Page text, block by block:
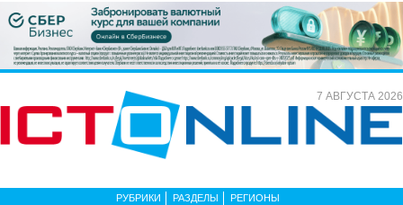
7 АВГУСТА 2026
РУБРИКИ РАЗДЕЛЫ РЕГИОНЫ